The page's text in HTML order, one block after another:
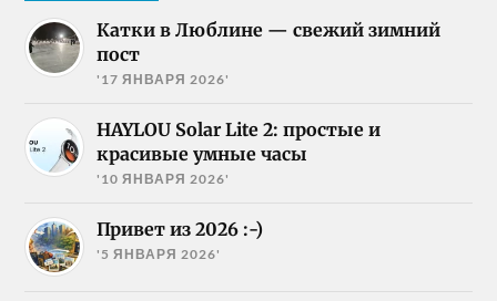
Катки в Люблине — свежий зимний
пост
'17 ЯНВАРЯ 2026'
HAYLOU Solar Lite 2: простые и
красивые умные часы
'10 ЯНВАРЯ 2026'
Привет из 2026 :-)
'5 ЯНВАРЯ 2026'